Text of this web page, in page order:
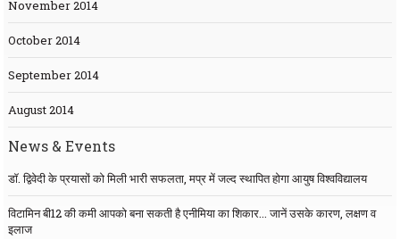
November 2014
October 2014
September 2014
August 2014
News & Events
डॉ. द्विवेदी के प्रयासों को मिली भारी सफलता, मप्र में जल्द स्थापित होगा आयुष विश्वविद्यालय
विटामिन बी12 की कमी आपको बना सकती है एनीमिया का शिकार... जानें उसके कारण, लक्षण व
इलाज